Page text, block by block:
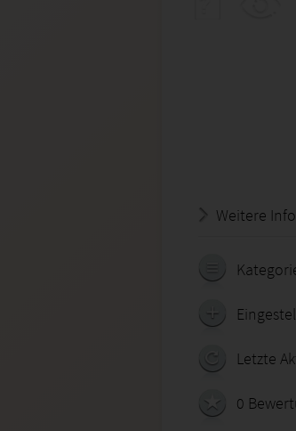
Weitere
Letzte
0